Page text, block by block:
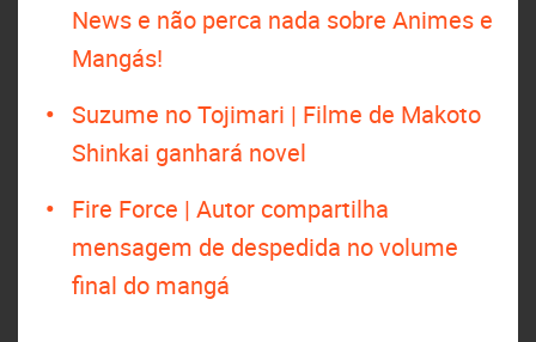
News e não perca nada sobre Animes e
Mangás!
Suzume no Tojimari | Filme de Makoto
Shinkai ganhará novel
Fire Force | Autor compartilha
mensagem de despedida no volume
final do mangá